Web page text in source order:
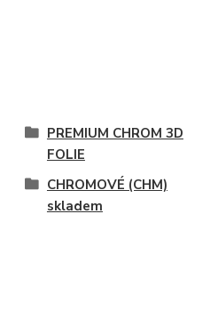
PREMIUM CHROM 3D
FOLIE
CHROMOVÉ (CHM)
skladem